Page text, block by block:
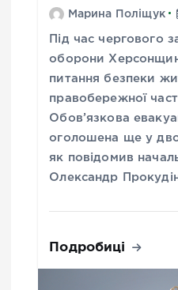
Марина Поліщук
Під час чергового
оборони
питання безпеки
правобережної
Обов’язкова
оголошена ще у
як повідомив
Олександр
Подробиці